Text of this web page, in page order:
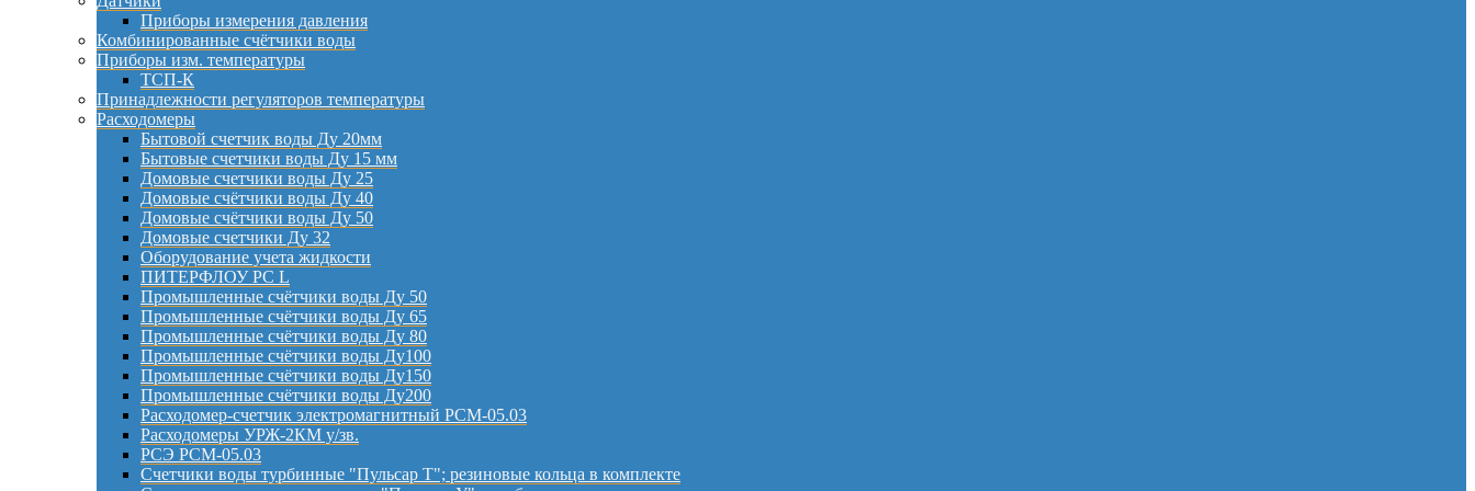
Приборы измерения давления
Комбинированные счётчики воды
Приборы изм. температуры
ТСП-К
Принадлежности регуляторов температуры
Расходомеры
Бытовой счетчик воды Ду 20мм
Бытовые счетчики воды Ду 15 мм
Домовые счетчики воды Ду 25
Домовые счётчики воды Ду 40
Домовые счётчики воды Ду 50
Домовые счетчики Ду 32
Оборудование учета жидкости
ПИТЕРФЛОУ РС L
Промышленные счётчики воды Ду 50
Промышленные счётчики воды Ду 65
Промышленные счётчики воды Ду 80
Промышленные счётчики воды Ду100
Промышленные счётчики воды Ду150
Промышленные счётчики воды Ду200
Расходомер-счетчик электромагнитный РСМ-05.03
Расходомеры УРЖ-2КМ у/зв.
РСЭ РСМ-05.03
Счетчики воды турбинные "Пульсар Т"; резиновые кольца в комплекте